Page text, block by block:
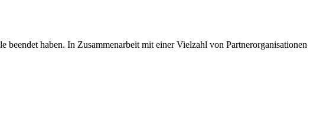
haben. In Zusammenarbeit mit einer Vielzahl von Partnerorganisationen